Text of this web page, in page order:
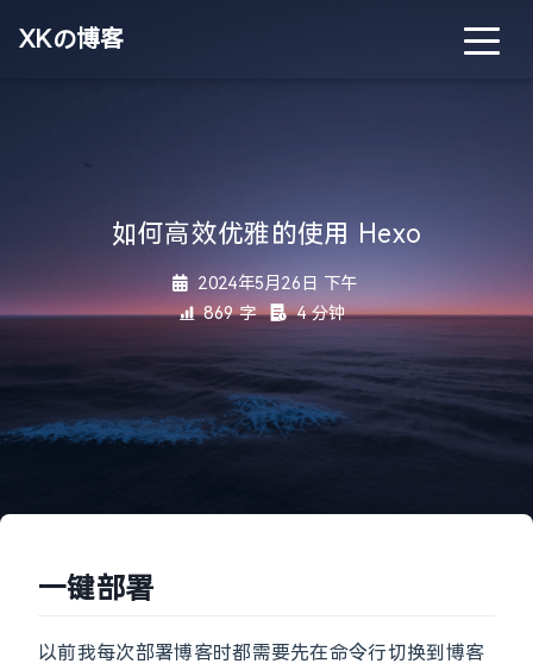
XKの博客
如何高效优雅的使用 Hexo
2024年5月26日 下午
869 字
4 分钟
一键部署
以前我每次部署博客时都需要先在命令行切换到博客